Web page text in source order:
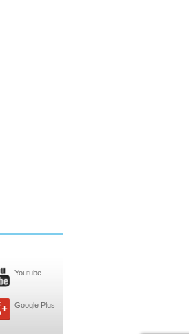
Youtube
Google Plus